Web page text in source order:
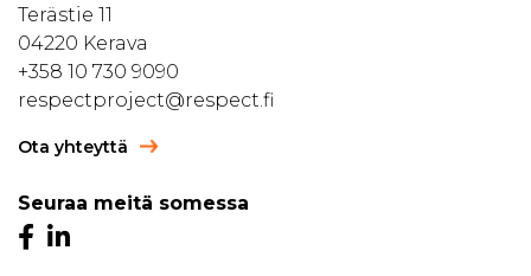
Terästie 11
04220 Kerava
+358 10 730 9090
respectproject@respect.fi
Ota yhteyttä
Seuraa meitä somessa